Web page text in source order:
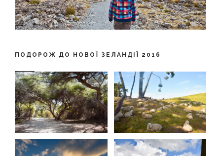
ПОДОРОЖ ДО НОВОЇ ЗЕЛАНДІЇ 2016